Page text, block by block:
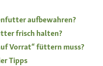
aufbewahren?
frisch halten?
Vorrat“ füttern muss?
Tipps